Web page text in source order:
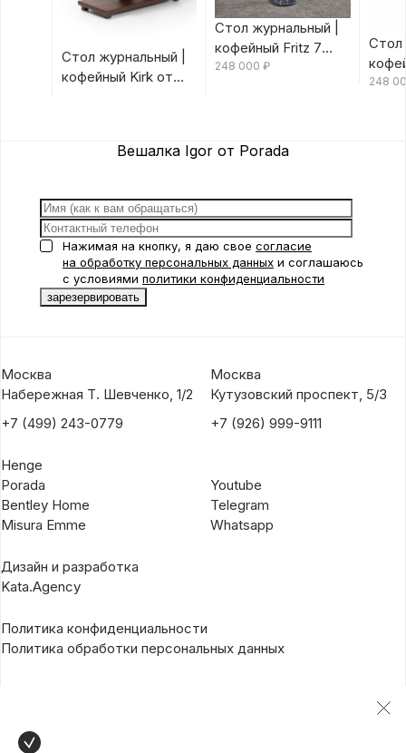
Стол журнальный |
кофейный Kirk от
Стол журнальный |
кофейный Fritz 7
Canaletta/Rosso
248 000 ₽
Стол
248
Вешалка Igor от Porada
Нажимая на кнопку, я даю свое согласие
на обработку персональных данных и соглашаюсь
с условиями политики конфиденциальности
Москва
Набережная Т. Шевченко, 1/2
+7 (499) 243-0779
Москва
Кутузовский проспект, 5/3
+7 (926) 999-9111
Henge
Porada
Bentley Home
Misura Emme
Youtube
Telegram
Whatsapp
Дизайн и разработка
Kata.Agency
Политика конфиденциальности
Политика обработки персональных данных